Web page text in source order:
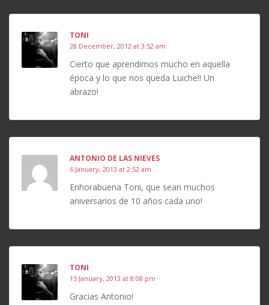
TONI
28 December, 2012 at 3:52 am
Cierto que aprendimos mucho en aquella
época y lo que nos queda Luiche!! Un
abrazo!
ANTONIO DE LAS NIEVES
6 January, 2013 at 2:52 am
Enhorabuena Toni, que sean muchos
aniversarios de 10 años cada uno!
TONI
15 January, 2013 at 8:08 pm
Gracias Antonio!